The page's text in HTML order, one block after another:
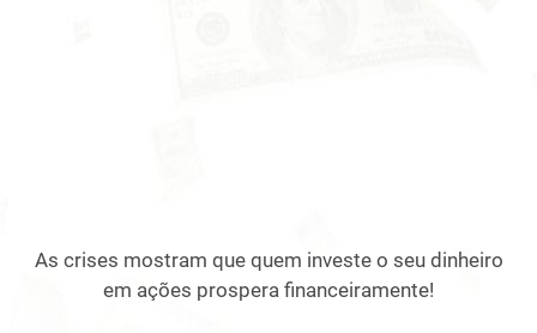
As crises mostram que quem investe o seu dinheiro
em ações prospera financeiramente!